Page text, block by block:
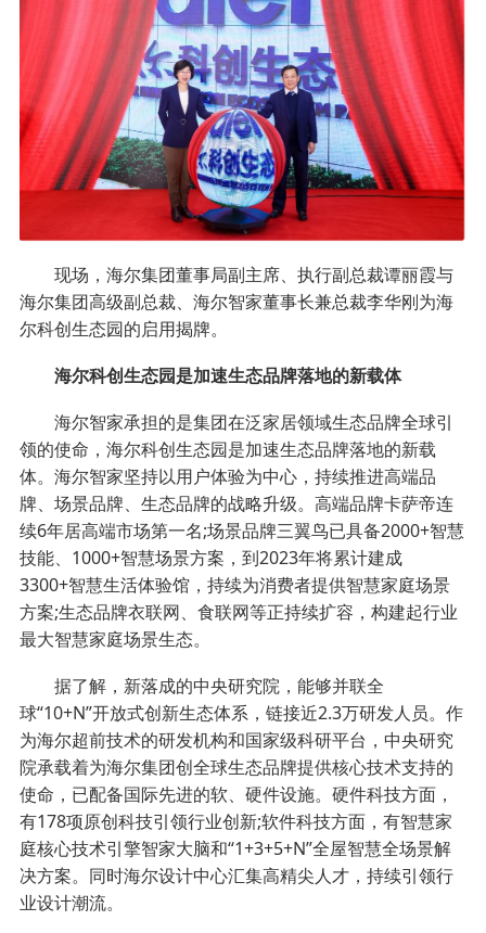
现场，海尔集团董事局副主席、执行副总裁谭丽霞与
海尔集团高级副总裁、海尔智家董事长兼总裁李华刚为海
尔科创生态园的启用揭牌。
海尔科创生态园是加速生态品牌落地的新载体
海尔智家承担的是集团在泛家居领域生态品牌全球引
领的使命，海尔科创生态园是加速生态品牌落地的新载
体。海尔智家坚持以用户体验为中心，持续推进高端品
牌、场景品牌、生态品牌的战略升级。高端品牌卡萨帝连
续6年居高端市场第一名;场景品牌三翼鸟已具备2000+智慧
技能、1000+智慧场景方案，到2023年将累计建成
3300+智慧生活体验馆，持续为消费者提供智慧家庭场景
方案;生态品牌衣联网、食联网等正持续扩容，构建起行业
最大智慧家庭场景生态。
据了解，新落成的中央研究院，能够并联全
球“10+N”开放式创新生态体系，链接近2.3万研发人员。作
为海尔超前技术的研发机构和国家级科研平台，中央研究
院承载着为海尔集团创全球生态品牌提供核心技术支持的
使命，已配备国际先进的软、硬件设施。硬件科技方面，
有178项原创科技引领行业创新;软件科技方面，有智慧家
庭核心技术引擎智家大脑和“1+3+5+N”全屋智慧全场景解
决方案。同时海尔设计中心汇集高精尖人才，持续引领行
业设计潮流。